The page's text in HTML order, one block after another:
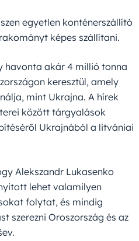
egyetlen konténerszállító
képes szállítani.
havonta akár 4 millió tonna
keresztül, amely
mint Ukrajna. A hírek
között tárgyalások
Ukrajnából a litvániai
Alekszandr Lukasenko
lehet valamilyen
folytat, és mindig
szerezni Oroszország és az